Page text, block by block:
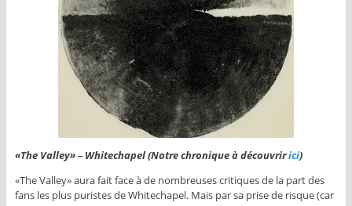
«The Valley» – Whitechapel (Notre chronique à découvririci)
«The Valley» aura fait face à de nombreuses critiques de la part des
fans les plus puristes de Whitechapel. Mais par sa prise de risque (car